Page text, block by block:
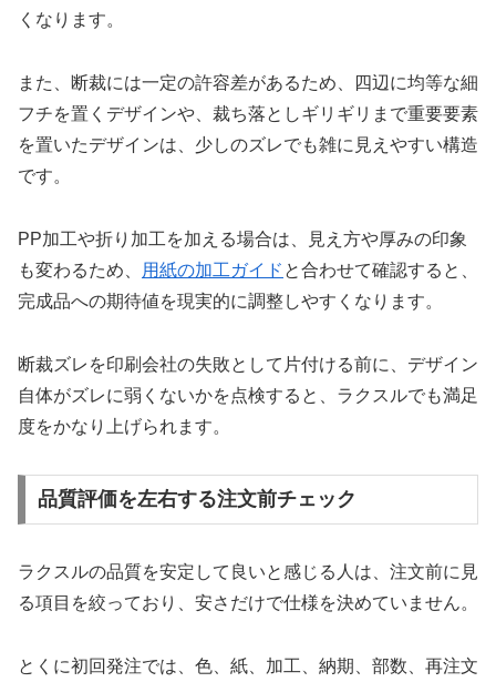
くなります。
また、断裁には一定の許容差があるため、四辺に均等な細
フチを置くデザインや、裁ち落としギリギリまで重要要素
を置いたデザインは、少しのズレでも雑に見えやすい構造
です。
PP加工や折り加工を加える場合は、見え方や厚みの印象
も変わるため、
用紙の加工ガイド と合わせて確認すると、
完成品への期待値を現実的に調整しやすくなります。
断裁ズレを印刷会社の失敗として片付ける前に、デザイン
自体がズレに弱くないかを点検すると、ラクスルでも満足
度をかなり上げられます。
品質評価を左右する注文前チェック
ラクスルの品質を安定して良いと感じる人は、注文前に見
る項目を絞っており、安さだけで仕様を決めていません。
とくに初回発注では、色、紙、加工、納期、部数、再注文